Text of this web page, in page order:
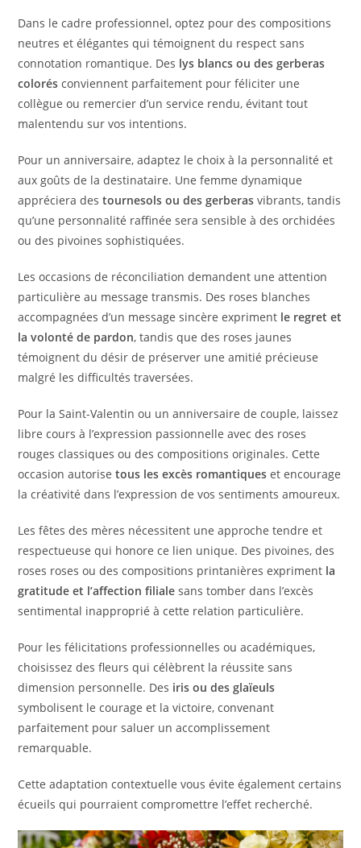
Dans le cadre professionnel, optez pour des compositions
neutres et élégantes qui témoignent du respect sans
connotation romantique. Des lys blancs ou des gerberas
colorés conviennent parfaitement pour féliciter une
collègue ou remercier d’un service rendu, évitant tout
malentendu sur vos intentions.
Pour un anniversaire, adaptez le choix à la personnalité et
aux goûts de la destinataire. Une femme dynamique
appréciera destournesols ou des gerberas vibrants, tandis
qu’une personnalité raffinée sera sensible à des orchidées
ou des pivoines sophistiquées.
Les occasions de réconciliation demandent une attention
particulière au message transmis. Des roses blanches
accompagnées d’un message sincère expriment le regret et
la volonté de pardon, tandis que des roses jaunes
témoignent du désir de préserver une amitié précieuse
malgré les difficultés traversées.
Pour la Saint-Valentin ou un anniversaire de couple, laissez
libre cours à l’expression passionnelle avec des roses
rouges classiques ou des compositions originales. Cette
occasion autorisetous les excès romantiques et encourage
la créativité dans l’expression de vos sentiments amoureux.
Les fêtes des mères nécessitent une approche tendre et
respectueuse qui honore ce lien unique. Des pivoines, des
roses roses ou des compositions printanières expriment la
gratitude et l’affection filiale sans tomber dans l’excès
sentimental inapproprié à cette relation particulière.
Pour les félicitations professionnelles ou académiques,
choisissez des fleurs qui célèbrent la réussite sans
dimension personnelle. Des iris ou des glaïeuls
symbolisent le courage et la victoire, convenant
parfaitement pour saluer un accomplissement
remarquable.
Cette adaptation contextuelle vous évite également certains
écueils qui pourraient compromettre l’effet recherché.